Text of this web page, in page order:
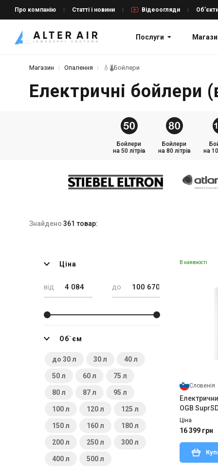
Про компанію Статті і новини Відеоогляди
Послуги
Магазин Опалення 💧🌡️Бойлери
Електричні бойлери
Бойлери
на 50 літрів
Бойлери
на 80 літрів
на
Знайдено 361 товар:
Ціна
від до
Об`єм
до 30 л 30 л 40 л
50 л 60 л 75 л
80 л 87 л 95 л
100 л 120 л 125 л
150 л 160 л 180 л
200 л 250 л 300 л
400 л 500 л
В наявності
Словенія
OGB
Ціна
16 399 грн